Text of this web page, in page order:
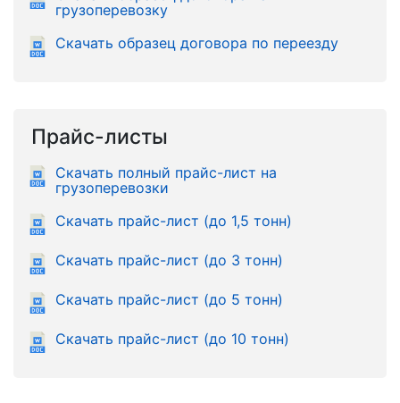
грузоперевозку
Скачать образец договора по переезду
Прайс-листы
Скачать полный прайс-лист на
грузоперевозки
Скачать прайс-лист (до 1,5 тонн)
Скачать прайс-лист (до 3 тонн)
Скачать прайс-лист (до 5 тонн)
Скачать прайс-лист (до 10 тонн)